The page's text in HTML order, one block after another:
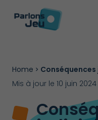
Home
Mis à jour le 10 juin 2024